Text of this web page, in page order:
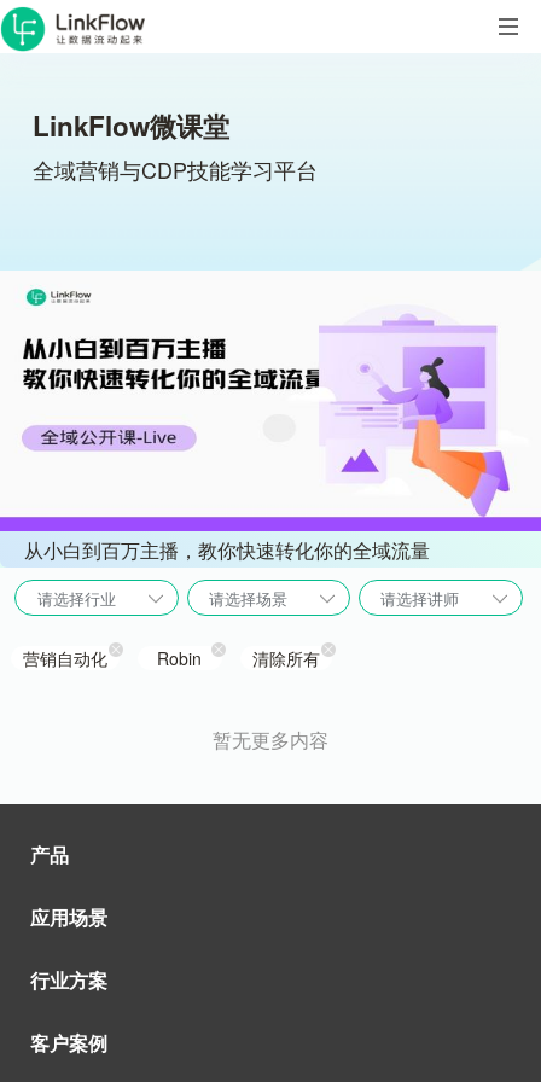
LinkFlow微课堂
全域营销与CDP技能学习平台
从小白到百万主播，教你快速转化你的全域流量
请选择行业 请选择场景 请选择讲师
营销自动化 Robin 清除所有
暂无更多内容
产品
应用场景
行业方案
客户案例